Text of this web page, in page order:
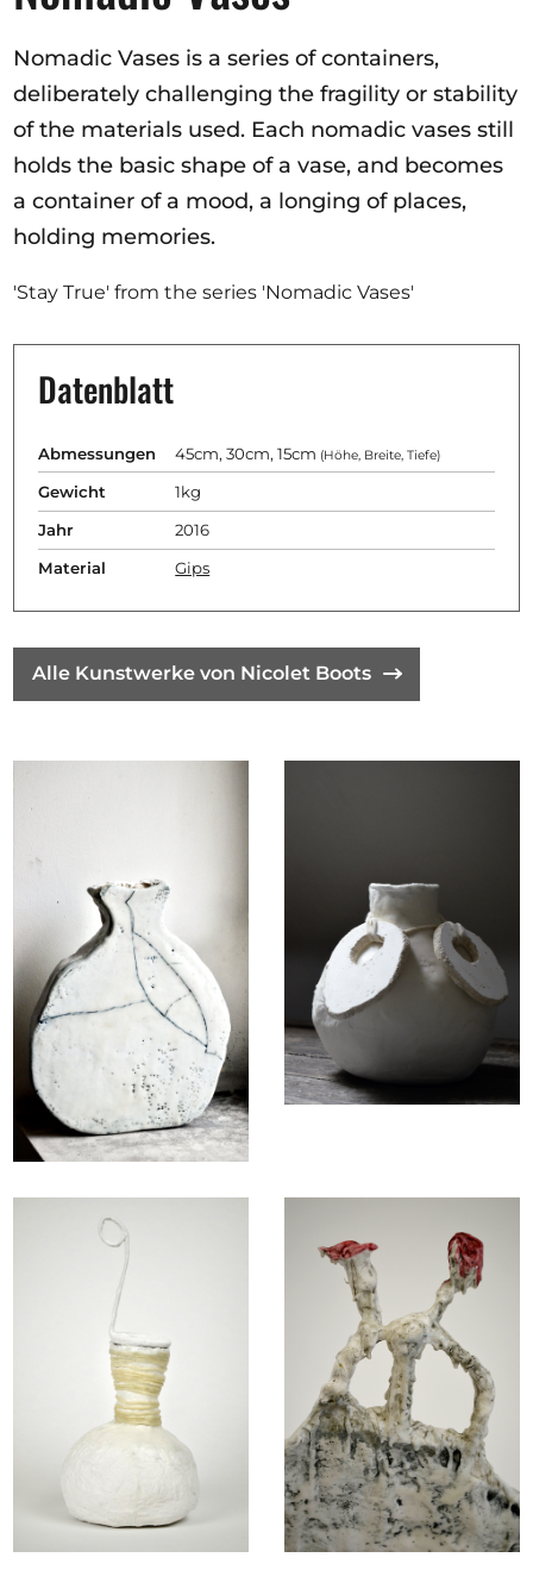
Ausschreibungen
Mitglied werden
Künstler:innen
Über uns
Spenden
Nomadic Vases is a series of containers,
deliberately challenging the fragility or stability
of the materials used. Each nomadic vases still
holds the basic shape of a vase, and becomes
a container of a mood, a longing of places,
holding memories.
'Stay True' from the series 'Nomadic Vases'
Datenblatt
Abmessungen 45cm, 30cm, 15cm (Höhe, Breite, Tiefe)
Gewicht 1kg
Jahr 2016
Material Gips
Alle Kunstwerke von Nicolet Boots